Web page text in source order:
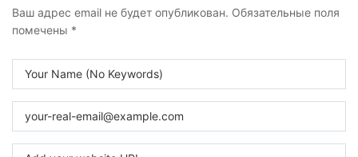
Ваш адрес email не будет опубликован. Обязательные поля
помечены *